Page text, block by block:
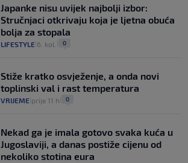
Japanke nisu uvijek najbolji izbor:
Stručnjaci otkrivaju koja je ljetna obuća
bolja za stopala
LIFESTYLE 6. kol. 0
Stiže kratko osvježenje, a onda novi
toplinski val i rast temperatura
VRIJEME prije 11 h 0
Nekad ga je imala gotovo svaka kuća u
Jugoslaviji, a danas postiže cijenu od
nekoliko stotina eura